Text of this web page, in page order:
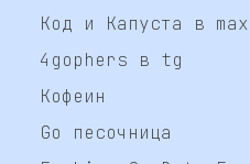
Код и Капуста в max
4gophers в tg
Кофеин
Go песочница